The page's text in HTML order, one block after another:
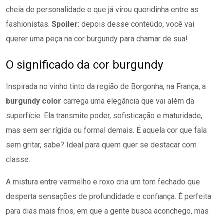
cheia de personalidade e que já virou queridinha entre as
fashionistas. Spoiler: depois desse conteúdo, você vai
querer uma peça na cor burgundy para chamar de sua!
O significado da cor burgundy
Inspirada no vinho tinto da região de Borgonha, na França, a
burgundy color carrega uma elegância que vai além da
superfície. Ela transmite poder, sofisticação e maturidade,
mas sem ser rígida ou formal demais. É aquela cor que fala
sem gritar, sabe? Ideal para quem quer se destacar com
classe.
A mistura entre vermelho e roxo cria um tom fechado que
desperta sensações de profundidade e confiança. É perfeita
para dias mais frios, em que a gente busca aconchego, mas